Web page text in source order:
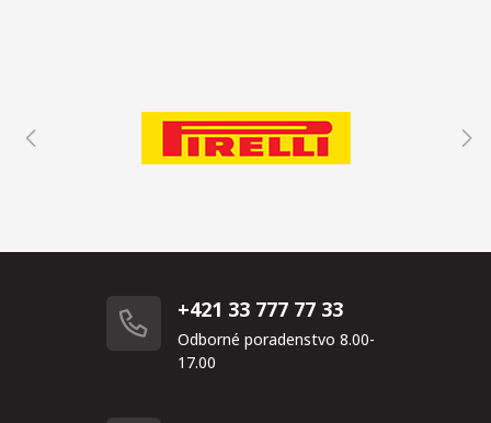
+421 33 777 77 33
Odborné poradenstvo 8.00-
17.00